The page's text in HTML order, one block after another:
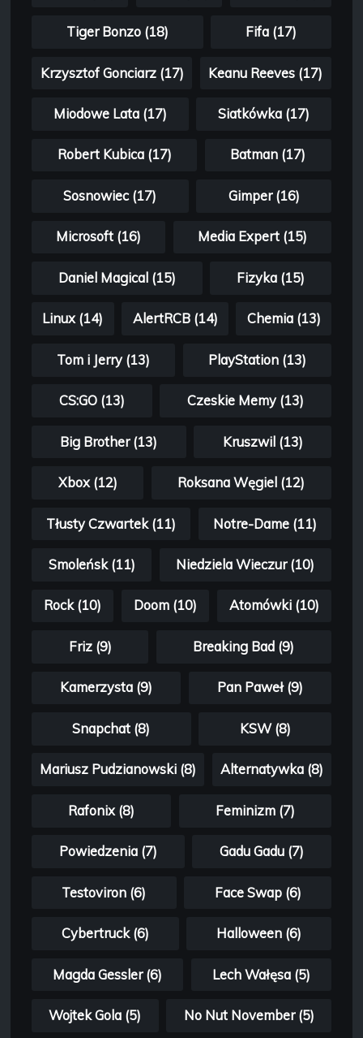
Tiger Bonzo (18) Fifa (17)
Krzysztof Gonciarz (17) Keanu Reeves (17)
Miodowe Lata (17) Siatkówka (17)
Robert Kubica (17) Batman (17)
Sosnowiec (17) Gimper (16)
Microsoft (16) Media Expert (15)
Daniel Magical (15) Fizyka (15)
Linux (14) AlertRCB (14) Chemia (13)
Tom i Jerry (13) PlayStation (13)
CS:GO (13) Czeskie Memy (13)
Big Brother (13) Kruszwil (13)
Xbox (12) Roksana Węgiel (12)
Tłusty Czwartek (11) Notre-Dame (11)
Smoleńsk (11) Niedziela Wieczur (10)
Rock (10) Doom (10) Atomówki (10)
Friz (9) Breaking Bad (9)
Kamerzysta (9) Pan Paweł (9)
Snapchat (8) KSW (8)
Mariusz Pudzianowski (8) Alternatywka (8)
Rafonix (8) Feminizm (7)
Powiedzenia (7) Gadu Gadu (7)
Testoviron (6) Face Swap (6)
Cybertruck (6) Halloween (6)
Magda Gessler (6) Lech Wałęsa (5)
Wojtek Gola (5) No Nut November (5)